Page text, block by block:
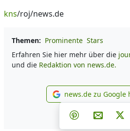
kns/roj/news.de
Themen: Prominente Stars
Erfahren Sie hier mehr über die
und die Redaktion von news.de.
news.de zu Google
Teilen auf
Teilen auf
Per E-